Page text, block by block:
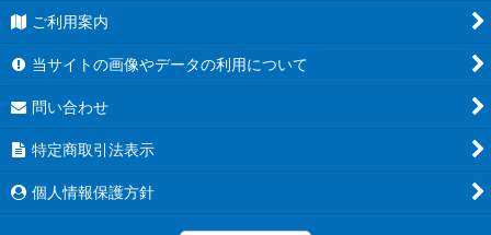
ご利用案内
当サイトの画像やデータの利用について
問い合わせ
特定商取引法表示
個人情報保護方針